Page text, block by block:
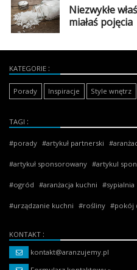
Niezwykłe
miałaś pojęcia
KATEGORIE
Porady Inspiracje Style wnętrz
TAGI
porady artykuł partnerski
artykuł sponsorowany artykul
ogród aranżacja kuchni sypialnia
urządzanie kuchni rośliny pokój
KONTAKT
kontakt@aranzujemy.pl